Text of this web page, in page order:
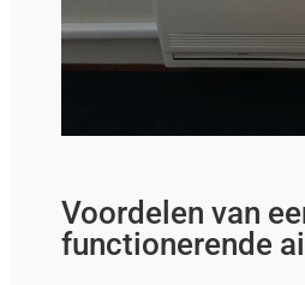
Voordelen van
functionerende